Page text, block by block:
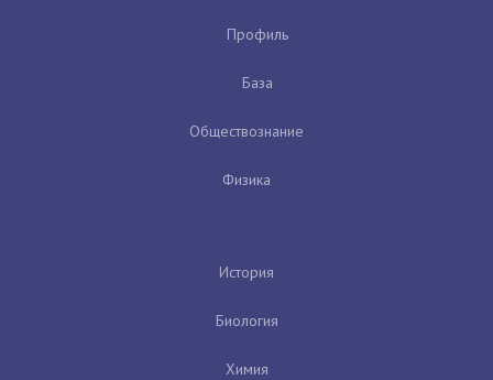
Профиль
База
Обществознание
Физика
История
Биология
Химия